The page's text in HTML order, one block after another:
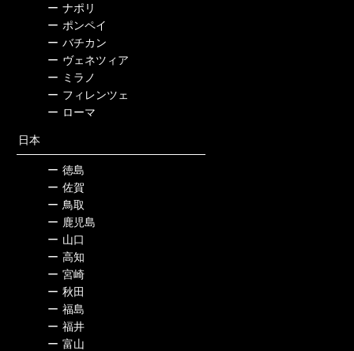
ー ナポリ
ー ポンペイ
ー バチカン
ー ヴェネツィア
ー ミラノ
ー フィレンツェ
ー ローマ
日本
ー 徳島
ー 佐賀
ー 鳥取
ー 鹿児島
ー 山口
ー 高知
ー 宮崎
ー 秋田
ー 福島
ー 福井
ー 富山